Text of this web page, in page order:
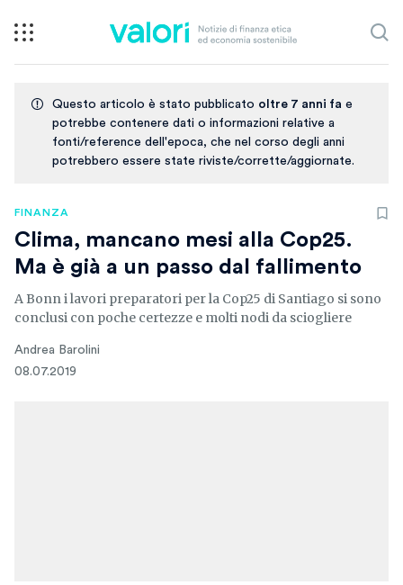
Questo articolo è stato pubblicato oltre 7 anni fa e
potrebbe contenere dati o informazioni relative a
fonti/reference dell'epoca, che nel corso degli anni
potrebbero essere state riviste/corrette/aggiornate.
FINANZA
Clima, mancano mesi alla Cop25.
Ma è già a un passo dal fallimento
A Bonn i lavori preparatori per la Cop25 di Santiago si sono
conclusi con poche certezze e molti nodi da sciogliere
Andrea Barolini
08.07.2019